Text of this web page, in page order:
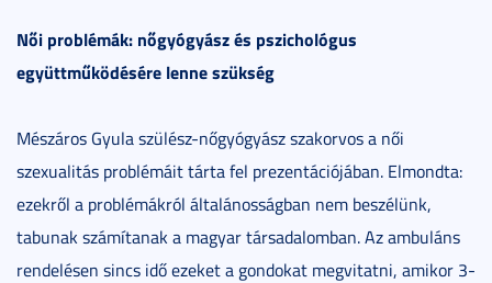
Női problémák: nőgyógyász és pszichológus
együttműködésére lenne szükség
Mészáros Gyula szülész-nőgyógyász szakorvos a női
szexualitás problémáit tárta fel prezentációjában. Elmondta:
ezekről a problémákról általánosságban nem beszélünk,
tabunak számítanak a magyar társadalomban. Az ambuláns
rendelésen sincs idő ezeket a gondokat megvitatni, amikor 3-